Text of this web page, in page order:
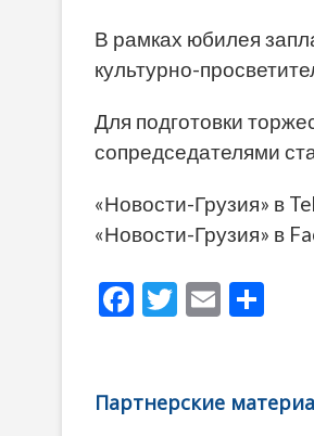
В рамках юбилея
культурно-
Для подготовки
сопредседателями
«Новости-Грузия» в
«Новости-Грузия» в
F
b
T
er
E
l
а
Партнерские